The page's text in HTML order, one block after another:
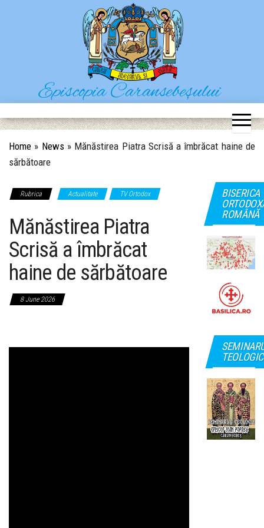
Episcopia Caransebeșului
Situl oficial al Episcopiei Caransebeșului
Home » News» Mănăstirea Piatra Scrisă a îmbrăcat haine de
sărbătoare
Rubrica Actualitate TV Ortodox
Mănăstirea Piatra
Scrisă a îmbrăcat
haine de sărbătoare
8 June 2026
BISERICA
ROMÂNĂ
TEOLOGIC